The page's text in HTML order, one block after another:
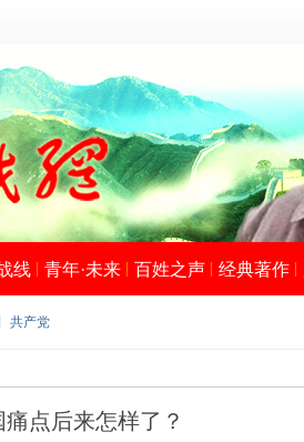
线 青年·未来 百姓之声 经典著作
共产党
点后来怎样了？